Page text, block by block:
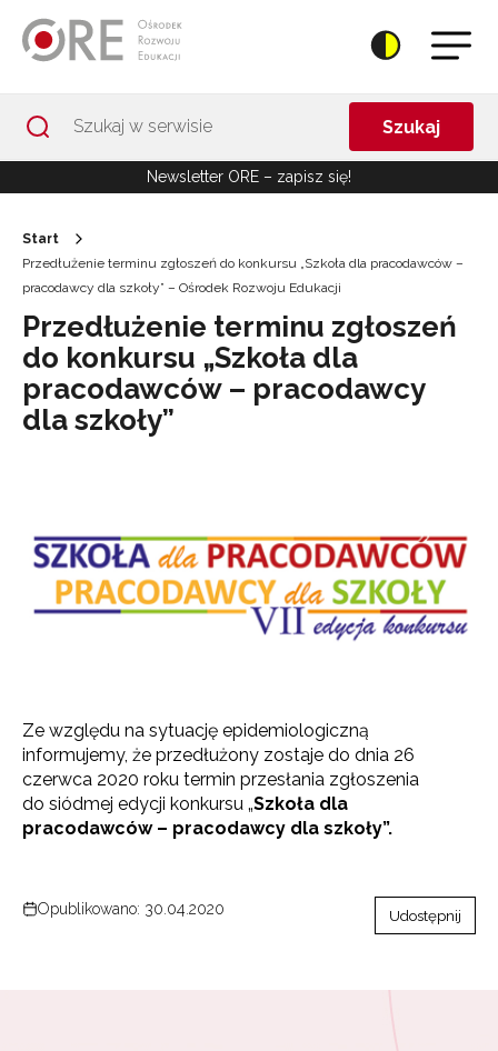
Szukaj
Newsletter ORE – zapisz się!
Start
Przedłużenie terminu zgłoszeń do konkursu „Szkoła dla pracodawców –
pracodawcy dla szkoły” – Ośrodek Rozwoju Edukacji
Przedłużenie terminu zgłoszeń
do konkursu „Szkoła dla
pracodawców – pracodawcy
dla szkoły”
Ze względu na sytuację epidemiologiczną
informujemy, że przedłużony zostaje do dnia 26
czerwca 2020 roku termin przesłania zgłoszenia
do siódmej edycji konkursu „Szkoła dla
pracodawców – pracodawcy dla szkoły”.
Opublikowano: 30.04.2020 Udostępnij